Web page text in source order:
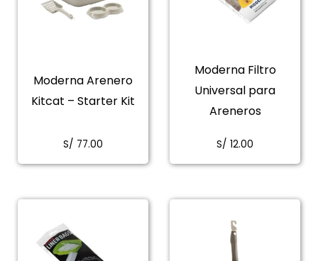
Moderna Arenero
Kitcat – Starter Kit
S/ 77.00
Moderna Filtro
Universal para
Areneros
S/ 12.00